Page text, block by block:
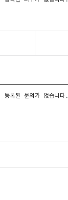
등록된 문의가 없습니다.